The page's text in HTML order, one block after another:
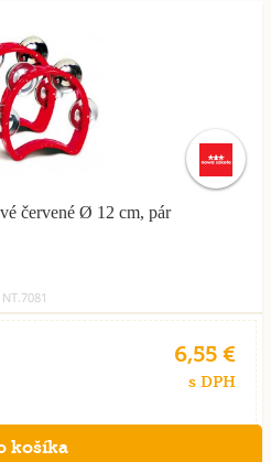
červené Ø 12 cm, pár
NT.7081
6,55 €
s DPH